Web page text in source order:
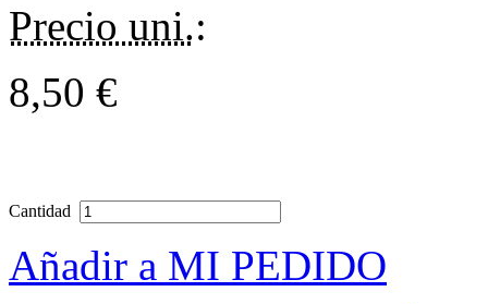
Precio uni.:
8,50 €
Cantidad
Añadir a MI PEDIDO